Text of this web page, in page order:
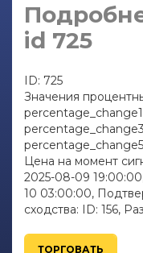
id 725
ID: 725
Значения
Цена на момент
2025-08-09
10 03:00:00,
сходства: ID: 156,
ТОРГОВАТЬ